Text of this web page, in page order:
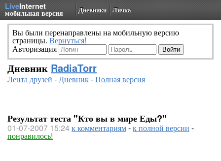
LiveInternet
мобильная версия Дневники Личка
Вы были перенаправлены на мобильную версию
страницы. Вернуться!
Авторизация
Дневник RadiaTorr
Лента друзей -Дневник-Полная версия
Результат теста "Кто вы в мире Еды?"
01-07-2007 15:24к комментариям-к полной версии -
понравилось!